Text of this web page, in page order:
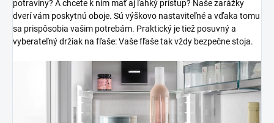
potraviny? A chcete k nim mať aj ľahký prístup? Naše zarážky
dverí vám poskytnú oboje. Sú výškovo nastaviteľné a vďaka tomu
sa prispôsobia vašim potrebám. Praktický je tiež posuvný a
vyberateľný držiak na fľaše: Vaše fľaše tak vždy bezpečne stoja.